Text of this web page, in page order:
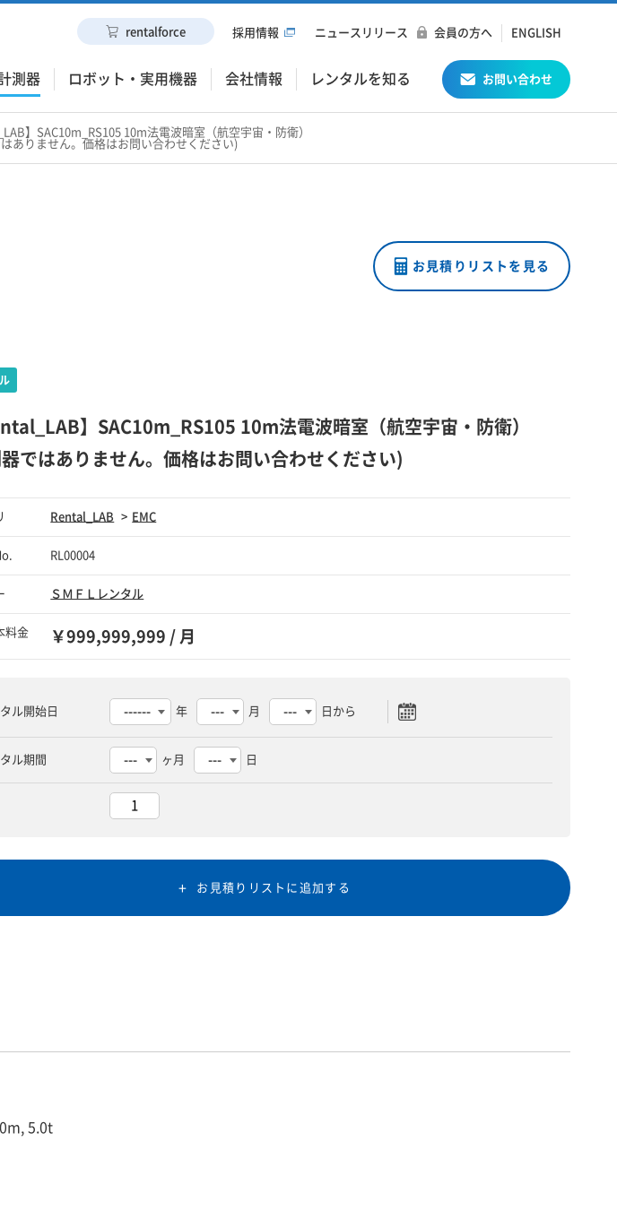
測器 ロボット・実用機器 会社情報 レンタルを知る お問い合わせ
rentalforce 採用情報 ニュースリリース 会員の方へ ENGLISH
】SAC10m_RS105 10m法電波暗室（航空宇宙・防衛）
ありません。価格はお問い合わせください)
お見積りリストを見る
】SAC10m_RS105 10m法電波暗室（航空宇宙・防衛）
ではありません。価格はお問い合わせください)
Rental_LAB EMC
RL00004
ＳＭＦＬレンタル
料金 ￥999,999,999 / 月
ル開始日 年 月 日から
ル期間 ヶ月 日
お見積りリストに追加する
5.0t